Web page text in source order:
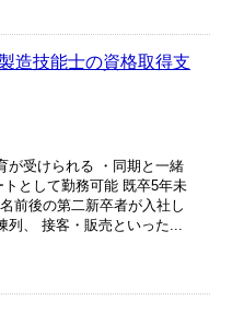
造技能士の資格取得支
が受けられる ・同期と一緒
として勤務可能 既卒5年未
前後の第二新卒者が入社し
列、 接客・販売といった...